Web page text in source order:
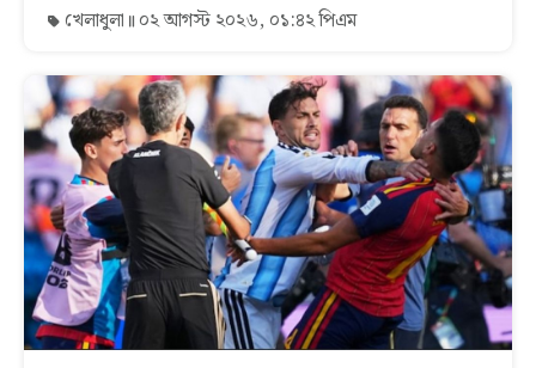
খেলাধুলা ০২ আগস্ট ২০২৬, ০১:৪২ পিএম